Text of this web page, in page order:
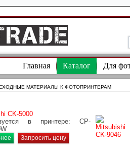
Главная Каталог Для
МАТЕРИАЛЫ К ФОТОПРИНТЕРАМ
CK-5000
в принтере: CP-
Запросить цену